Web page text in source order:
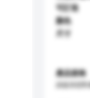
可訂造
顏色
產品規格